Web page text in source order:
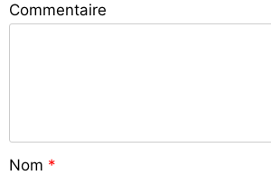
Commentaire
Nom *